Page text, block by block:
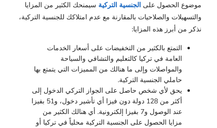
موضوع الحصول على الجنسية التركية سيمنحك الكثير من المزايا
والتسهيلات والصلاحيات بالمقارنة مع عدم امتلاكك للجنسية التركية،
نذكر من أبرز هذه المزايا:
التمتع بالكثير من التخفيضات على أسعار الخدمات
العامة في تركيا كالتعليم والتشافي والسياحة
والمواصلات وإلى ما هنالك من المميزات التي يتمتع بها
حاملي الجنسية التركية.
يحق لأي شخص حاصل على الجواز التركي الدخول إلى
أكثر من 128 دولة دون فيزا أي تأشير دخول، و51 بفيزا
عند الوصول و7 بفيزا إلكترونية. أي هنالك الكثير من
مزايا الحصول على الجنسية التركية محلياً في تركيا أو